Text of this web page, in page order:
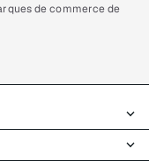
de commerce de